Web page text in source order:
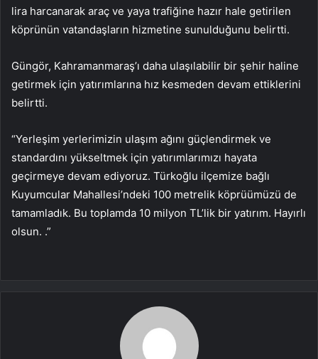
lira harcanarak araç ve yaya trafiğine hazır hale getirilen
köprünün vatandaşların hizmetine sunulduğunu belirtti.
Güngör, Kahramanmaraş’ı daha ulaşılabilir bir şehir haline
getirmek için yatırımlarına hız kesmeden devam ettiklerini
belirtti.
“Yerleşim yerlerimizin ulaşım ağını güçlendirmek ve
standardını yükseltmek için yatırımlarımızı hayata
geçirmeye devam ediyoruz. Türkoğlu ilçemize bağlı
Kuyumcular Mahallesi’ndeki 100 metrelik köprüümüzü de
tamamladık. Bu toplamda 10 milyon TL’lik bir yatırım. Hayırlı
olsun. .”